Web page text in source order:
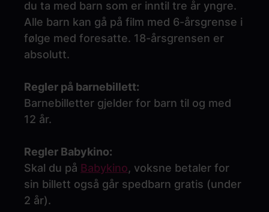
du ta med barn som er inntil tre år yngre.
Alle barn kan gå på film med 6-årsgrense i
følge med foresatte. 18-årsgrensen er
absolutt.
Regler på barnebillett:
Barnebilletter gjelder for barn til og med
12 år.
Regler Babykino:
Skal du på Babykino, voksne betaler for
sin billett også går spedbarn gratis (under
2 år).